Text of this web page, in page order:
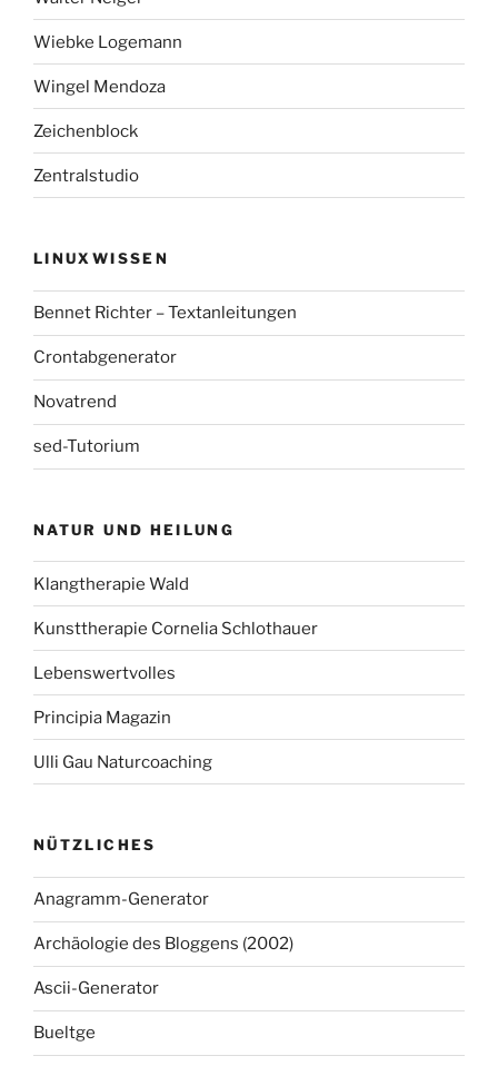
Wiebke Logemann
Wingel Mendoza
Zeichenblock
Zentralstudio
LINUXWISSEN
Bennet Richter – Textanleitungen
Crontabgenerator
Novatrend
sed-Tutorium
NATUR UND HEILUNG
Klangtherapie Wald
Kunsttherapie Cornelia Schlothauer
Lebenswertvolles
Principia Magazin
Ulli Gau Naturcoaching
NÜTZLICHES
Anagramm-Generator
Archäologie des Bloggens (2002)
Ascii-Generator
Bueltge